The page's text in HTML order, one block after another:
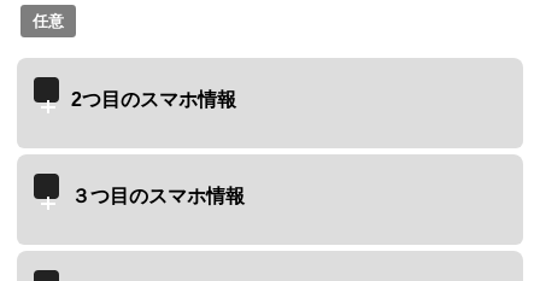
任意
2つ目のスマホ情報
３つ目のスマホ情報